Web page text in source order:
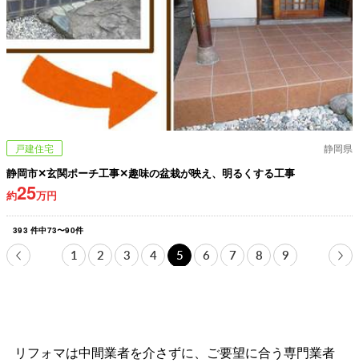
戸建住宅 静岡県
静岡市✕玄関ポーチ工事✕趣味の盆栽が映え、明るくする工事
約25万円
393 件中73〜90件
1 2 3 4 5 6 7 8 9
リフォマは中間業者を介さずに、ご要望に合う専門業者